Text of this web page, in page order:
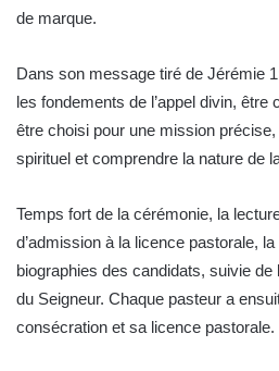
de marque.
Dans son message tiré de Jérémie
les fondements de l’appel divin, être
être choisi pour une mission précise,
spirituel et comprendre la nature de
Temps fort de la cérémonie, la
d’admission à la licence pastorale,
biographies des candidats, suivie
du Seigneur. Chaque pasteur a
consécration et sa licence pastorale.